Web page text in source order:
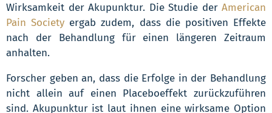
Wirksamkeit der Akupunktur. Die Studie der American
Pain Society ergab zudem, dass die positiven Effekte
nach der Behandlung für einen längeren Zeitraum
anhalten.
Forscher geben an, dass die Erfolge in der Behandlung
nicht allein auf einen Placeboeffekt zurückzuführen
sind. Akupunktur ist laut ihnen eine wirksame Option